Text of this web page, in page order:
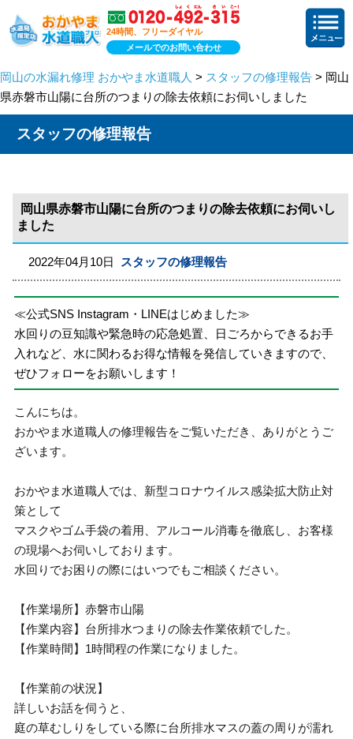
24時間、フリーダイヤル
メールでのお問い合わせ
岡山の水漏れ修理 おかやま水道職人 > スタッフの修理報告 > 岡山
県赤磐市山陽に台所のつまりの除去依頼にお伺いしました
スタッフの修理報告
岡山県赤磐市山陽に台所のつまりの除去依頼にお伺いし
ました
2022年04月10日 スタッフの修理報告
≪公式SNS Instagram・LINEはじめました≫
水回りの豆知識や緊急時の応急処置、日ごろからできるお手
入れなど、水に関わるお得な情報を発信していきますので、
ぜひフォローをお願いします！
こんにちは。
おかやま水道職人の修理報告をご覧いただき、ありがとうご
ざいます。
おかやま水道職人では、新型コロナウイルス感染拡大防止対
策として
マスクやゴム手袋の着用、アルコール消毒を徹底し、お客様
の現場へお伺いしております。
水回りでお困りの際にはいつでもご相談ください。
【作業場所】赤磐市山陽
【作業内容】台所排水つまりの除去作業依頼でした。
【作業時間】1時間程の作業になりました。
【作業前の状況】
詳しいお話を伺うと、
庭の草むしりをしている際に台所排水マスの蓋の周りが濡れ